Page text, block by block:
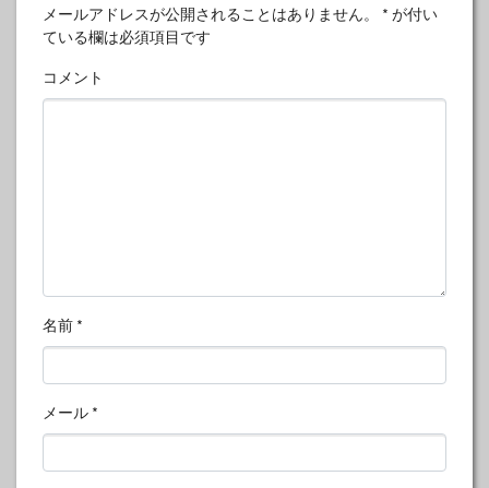
メールアドレスが公開されることはありません。 * が付い
ている欄は必須項目です
コメント
名前 *
メール *